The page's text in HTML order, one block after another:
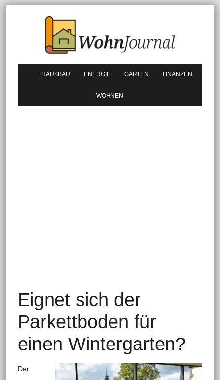
HAUSBAU ENERGIE GARTEN FINANZEN
WOHNEN
Eignet sich der
Parkettboden für
einen Wintergarten?
Der